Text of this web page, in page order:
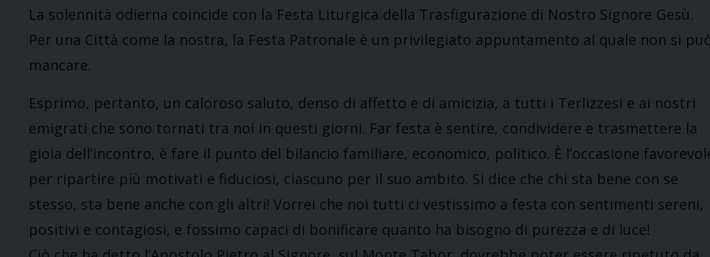
La solennità odierna coincide con la Festa Liturgica della Trasfigurazione di Nostro Signore Gesù.
Per una Città come la nostra, la Festa Patronale è un privilegiato appuntamento al quale non si
mancare.
Esprimo, pertanto, un caloroso saluto, denso di affetto e di amicizia, a tutti i Terlizzesi e ai nostri
emigrati che sono tornati tra noi in questi giorni. Far festa è sentire, condividere e trasmettere la
gioia dell’incontro, è fare il punto del bilancio familiare, economico, politico. È l’occasione
per ripartire più motivati e fiduciosi, ciascuno per il suo ambito. Si dice che chi sta bene con se
stesso, sta bene anche con gli altri! Vorrei che noi tutti ci vestissimo a festa con sentimenti sereni,
positivi e contagiosi, e fossimo capaci di bonificare quanto ha bisogno di purezza e di luce!